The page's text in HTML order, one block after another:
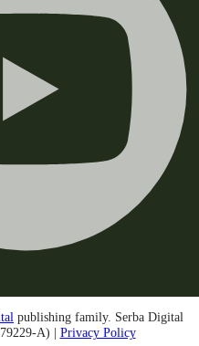
publishing family. Serba Digital
A) | Privacy Policy